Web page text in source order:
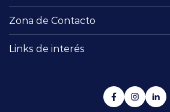
modo claro
Zona de Contacto
Links de interés